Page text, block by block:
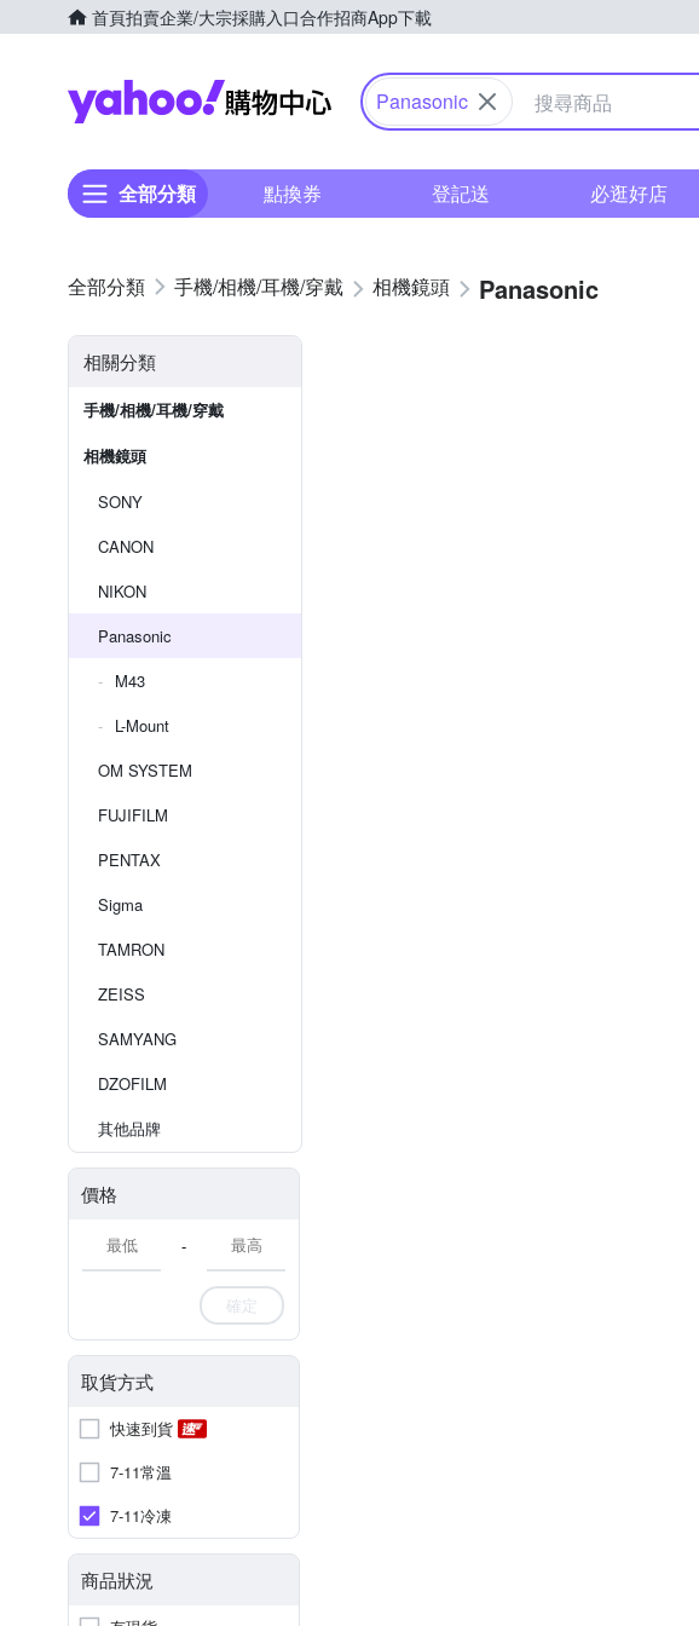
首頁拍賣企業/大宗採購入口合作招商App下載
Yahoo購物中心
Panasonic
全部分類 點換券 登記送 必逛好店
手機/相機/耳機/穿戴 相機鏡頭 Panasonic
相關分類
手機/相機/耳機/穿戴
相機鏡頭
SONY
CANON
NIKON
Panasonic
M43
L-Mount
OM SYSTEM
FUJIFILM
PENTAX
Sigma
TAMRON
ZEISS
SAMYANG
DZOFILM
其他品牌
價格
-
確定
取貨方式
快速到貨
7-11常溫
7-11冷凍
商品狀況